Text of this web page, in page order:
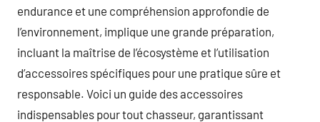
endurance et une compréhension approfondie de
l’environnement, implique une grande préparation,
incluant la maîtrise de l’écosystème et l’utilisation
d’accessoires spécifiques pour une pratique sûre et
responsable. Voici un guide des accessoires
indispensables pour tout chasseur, garantissant